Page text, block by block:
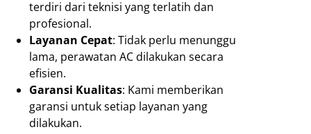
terdiri dari teknisi yang terlatih dan
profesional.
Layanan Cepat: Tidak perlu menunggu
lama, perawatan AC dilakukan secara
efisien.
Garansi Kualitas: Kami memberikan
garansi untuk setiap layanan yang
dilakukan.